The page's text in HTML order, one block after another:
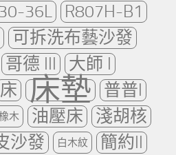
36L
R807H-B1
可拆洗布藝沙發
哥德 III 大師 I
床 床墊
普普I
木 油壓床 淺胡核
沙發 白木紋
簡約II